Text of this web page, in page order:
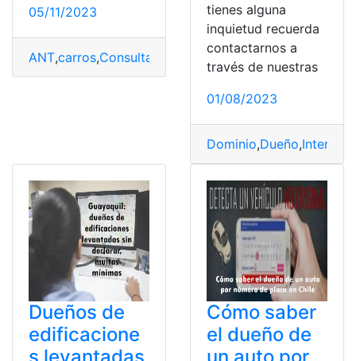
05/11/2023
ANT,carros,Consultar propietario,Dueño,placa
tienes alguna
inquietud recuerda
contactarnos a
través de nuestras
01/08/2023
Dominio,Dueño,Internet
Dueños de
edificacione
s levantadas
Cómo saber
el dueño de
un auto por